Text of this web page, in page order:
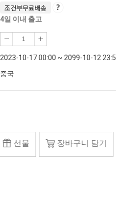
조건부무료배송
4일 이내 출고
2023-10-17 00:00 ~ 2099-10-12
중국
선물 장바구니 담기